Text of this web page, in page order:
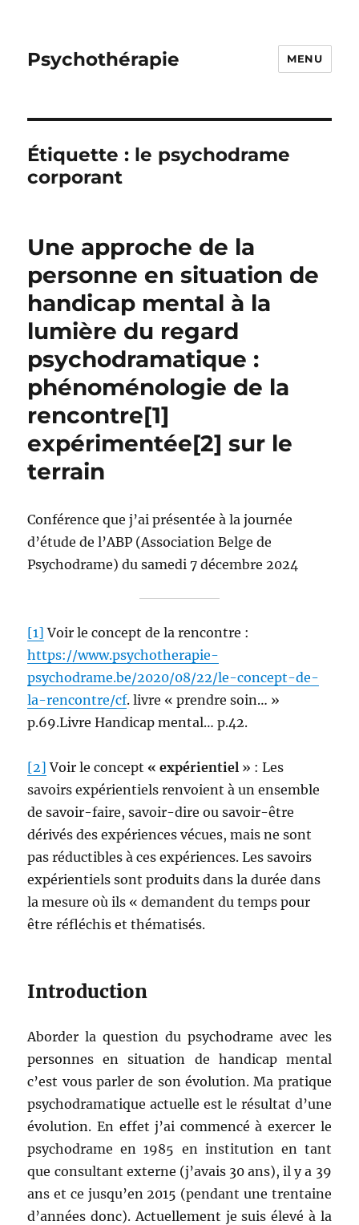
Psychothérapie MENU
Étiquette : le psychodrame
corporant
Une approche de la
personne en situation de
handicap mental à la
lumière du regard
psychodramatique :
phénoménologie de la
rencontre[1]
expérimentée[2] sur le
terrain
Conférence que j’ai présentée à la journée
d’étude de l’ABP (Association Belge de
Psychodrame) du samedi 7 décembre 2024
[1] Voir le concept de la rencontre :
https://www.psychotherapie-
psychodrame.be/2020/08/22/le-concept-de-
la-rencontre/cf. livre « prendre soin… »
p.69.Livre Handicap mental… p.42.
[2] Voir le concept « expérientiel » : Les
savoirs expérientiels renvoient à un ensemble
de savoir-faire, savoir-dire ou savoir-être
dérivés des expériences vécues, mais ne sont
pas réductibles à ces expériences. Les savoirs
expérientiels sont produits dans la durée dans
la mesure où ils « demandent du temps pour
être réfléchis et thématisés.
Introduction
Aborder la question du psychodrame avec les
personnes en situation de handicap mental
c’est vous parler de son évolution. Ma pratique
psychodramatique actuelle est le résultat d’une
évolution. En effet j’ai commencé à exercer le
psychodrame en 1985 en institution en tant
que consultant externe (j’avais 30 ans), il y a 39
ans et ce jusqu’en 2015 (pendant une trentaine
d’années donc). Actuellement je suis élevé à la